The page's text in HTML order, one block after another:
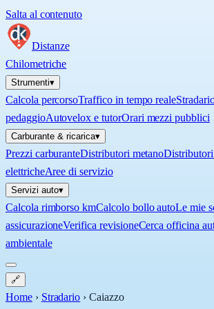
Salta al contenuto
Distanze
Chilometriche
Strumenti▾
Calcola percorsoTraffico in tempo reale
pedaggioAutovelox e tutorOrari mezzi pubblici
Carburante & ricarica▾
Prezzi carburanteDistributori metano
elettricheAree di servizio
Servizi auto▾
Calcola rimborso kmCalcolo bollo autoLe mie
assicurazioneVerifica revisioneCerca officina
ambientale
🔗
Home › Stradario ›Caiazzo